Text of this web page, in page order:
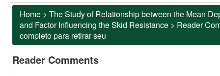
Home > The Study of Relationship between the Mean
and Factor Influencing the Skid Resistance > Reader
completo para retirar seu
Reader Comments